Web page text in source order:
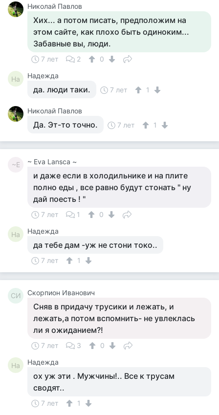
Николай Павлов
Хих... а потом писать, предположим на
этом сайте, как плохо быть одиноким...
Забавные вы, люди.
7 лет 2 0
На Надежда
да. люди таки. 7 лет 1
Николай Павлов
Да. Эт-то точно. 7 лет 1
~E ~ Eva Lansca ~
и даже если в холодильнике и на плите
полно еды , все равно будут стонать " ну
дай поесть ! "
7 лет 1 0
На Надежда
да тебе дам -уж не стони токо..
7 лет 1
СИ Скорпион Иванович
Сняв в придачу трусики и лежать, и
лежать,а потом вспомнить- не увлеклась
ли я ожиданием?!
7 лет 3 0
На Надежда
ох уж эти . Мужчины!.. Все к трусам
сводят..
7 лет 1